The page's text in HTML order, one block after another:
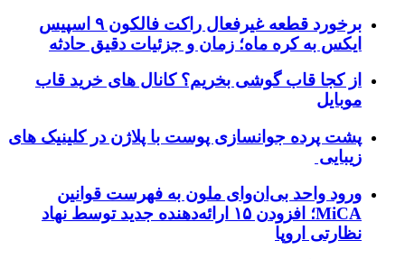
برخورد قطعه غیرفعال راکت فالکون ۹ اسپیس
ایکس به کره ماه؛ زمان و جزئیات دقیق حادثه
از کجا قاب گوشی بخریم؟ کانال های خرید قاب
موبایل
پشت پرده جوانسازی پوست با پلاژن در کلینیک های
زیبایی
ورود واحد بی‌ان‌وای ملون به فهرست قوانین
MiCA؛ افزودن ۱۵ ارائه‌دهنده جدید توسط نهاد
نظارتی اروپا